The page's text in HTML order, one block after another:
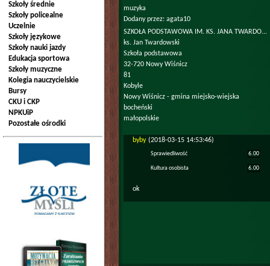
muzyka
Dodany przez: agata10
SZKOŁA PODSTAWOWA IM. KS. JANA TWARDO...
ks. Jan Twardowski
Szkoła podstawowa
32-720 Nowy Wiśnicz
81
Kobyle
Nowy Wiśnicz - gmina miejsko-wiejska
bocheński
małopolskie
byby (2018-03-15 14:53:46)
Sprawiedliwość 6.00
Kultura osobista 6.00
ok
Szkoły średnie
Szkoły policealne
Uczelnie
Szkoły językowe
Szkoły nauki jazdy
Edukacja sportowa
Szkoły muzyczne
Kolegia nauczycielskie
Bursy
CKU i CKP
NPKUiP
Pozostałe ośrodki